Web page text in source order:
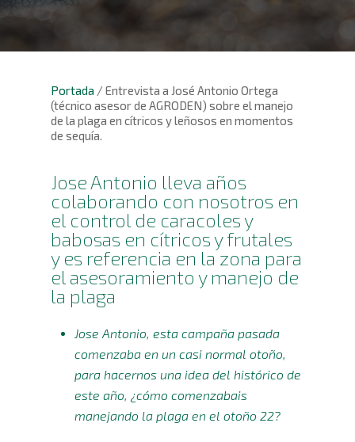
Portada / Entrevista a José Antonio Ortega
(técnico asesor de AGRODEN) sobre el manejo
de la plaga en cítricos y leñosos en momentos
de sequía.
Jose Antonio lleva años
colaborando con nosotros en
el control de caracoles y
babosas en cítricos y frutales
y es referencia en la zona para
el asesoramiento y manejo de
la plaga
Jose Antonio, esta campaña pasada
comenzaba en un casi normal otoño,
para hacernos una idea del histórico de
este año, ¿cómo comenzabais
manejando la plaga en el otoño 22?